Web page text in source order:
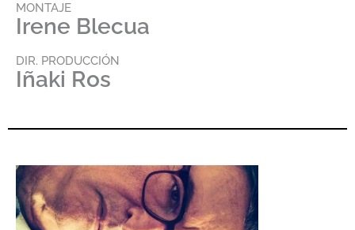
MONTAJE
Irene Blecua
DIR. PRODUCCIÓN
Iñaki Ros